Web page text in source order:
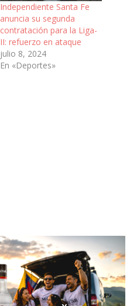
Independiente Santa Fe
anuncia su segunda
contratación para la Liga-
II: refuerzo en ataque
julio 8, 2024
En «Deportes»